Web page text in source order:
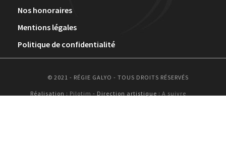
Nos honoraires
Mentions légales
Politique de confidentialité
© 2021 - RÉGIE GALYO - TOUS DROITS RÉSERVÉS
Réalisation : Pilotim - Direction artistique : A suivre